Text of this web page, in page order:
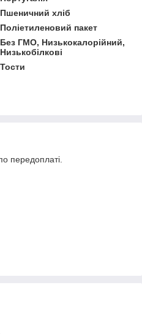
Пшеничний хліб
Поліетиленовий пакет
Без ГМО, Низькокалорійний,
Низькобілкові
Тости
передоплаті.